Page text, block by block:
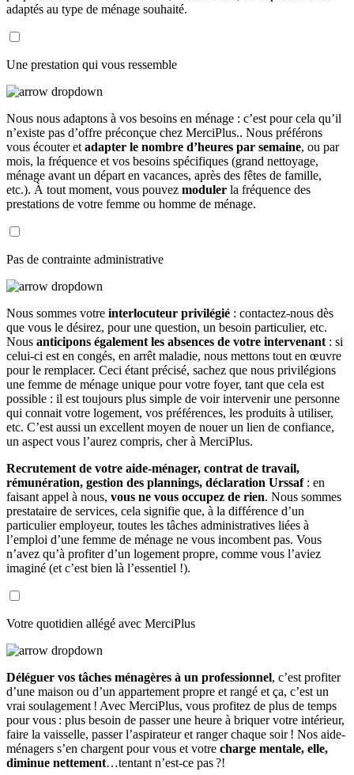
adaptés au type de ménage souhaité.
Une prestation qui vous ressemble
Nous nous adaptons à vos besoins en ménage : c’est pour cela qu’il
n’existe pas d’offre préconçue chez MerciPlus.. Nous préférons
vous écouter et adapter le nombre d’heures par semaine, ou par
mois, la fréquence et vos besoins spécifiques (grand nettoyage,
ménage avant un départ en vacances, après des fêtes de famille,
etc.). À tout moment, vous pouvez moduler la fréquence des
prestations de votre femme ou homme de ménage.
Pas de contrainte administrative
Nous sommes votre interlocuteur privilégié : contactez-nous dès
que vous le désirez, pour une question, un besoin particulier, etc.
Nous anticipons également les absences de votre intervenant : si
celui-ci est en congés, en arrêt maladie, nous mettons tout en œuvre
pour le remplacer. Ceci étant précisé, sachez que nous privilégions
une femme de ménage unique pour votre foyer, tant que cela est
possible : il est toujours plus simple de voir intervenir une personne
qui connait votre logement, vos préférences, les produits à utiliser,
etc. C’est aussi un excellent moyen de nouer un lien de confiance,
un aspect vous l’aurez compris, cher à MerciPlus.
Recrutement de votre aide-ménager, contrat de travail,
rémunération, gestion des plannings, déclaration Urssaf: en
faisant appel à nous, vous ne vous occupez de rien. Nous sommes
prestataire de services, cela signifie que, à la différence d’un
particulier employeur, toutes les tâches administratives liées à
l’emploi d’une femme de ménage ne vous incombent pas. Vous
n’avez qu’à profiter d’un logement propre, comme vous l’aviez
imaginé (et c’est bien là l’essentiel !).
Votre quotidien allégé avec MerciPlus
Déléguer vos tâches ménagères à un professionnel, c’est profiter
d’une maison ou d’un appartement propre et rangé et ça, c’est un
vrai soulagement ! Avec MerciPlus, vous profitez de plus de temps
pour vous : plus besoin de passer une heure à briquer votre intérieur,
faire la vaisselle, passer l’aspirateur et ranger chaque soir ! Nos aide-
ménagers s’en chargent pour vous et votre charge mentale, elle,
diminue nettement…tentant n’est-ce pas ?!